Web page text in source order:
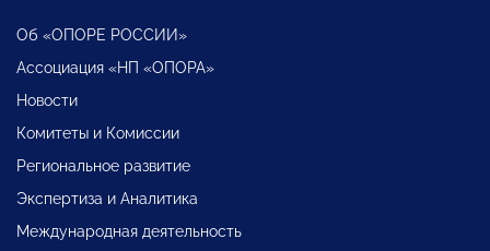
Об «ОПОРЕ РОССИИ»
Ассоциация «НП «ОПОРА»
Новости
Комитеты и Комиссии
Региональное развитие
Экспертиза и Аналитика
Международная деятельность